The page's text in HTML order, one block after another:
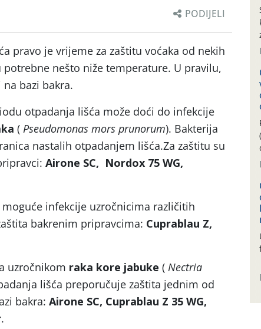
PODIJELI
pravo je vrijeme za zaštitu voćaka od nekih
nešto niže temperature. U pravilu,
bazi bakra.
otpadanja lišća može doći do infekcije
( Pseudomonas mors prunorum). Bakterija
nastalih otpadanjem lišća.Za zaštitu su
Airone SC, Nordox 75 WG,
infekcije uzročnicima različitih
bakrenim pripravcima: Cuprablau Z,
uzročnikom raka kore jabuke ( Nectria
lišća preporučuje zaštita jednim od
bakra: Airone SC, Cuprablau Z 35 WG,
.